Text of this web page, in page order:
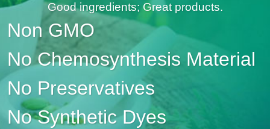
Good ingredients; Great products.
Non GMO
No Chemosynthesis Material
No Preservatives
No Synthetic Dyes